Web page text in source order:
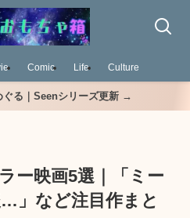
Comic Life Culture
ぐる｜Seenシリーズ更新 →
ー映画5選｜「ミー
」など注目作まと